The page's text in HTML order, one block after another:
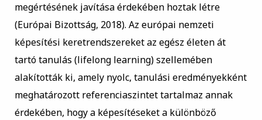
megértésének javítása érdekében hoztak létre
(Európai Bizottság, 2018). Az európai nemzeti
képesítési keretrendszereket az egész életen át
tartó tanulás (lifelong learning) szellemében
alakították ki, amely nyolc, tanulási eredményekként
meghatározott referenciaszintet tartalmaz annak
érdekében, hogy a képesítéseket a különböző